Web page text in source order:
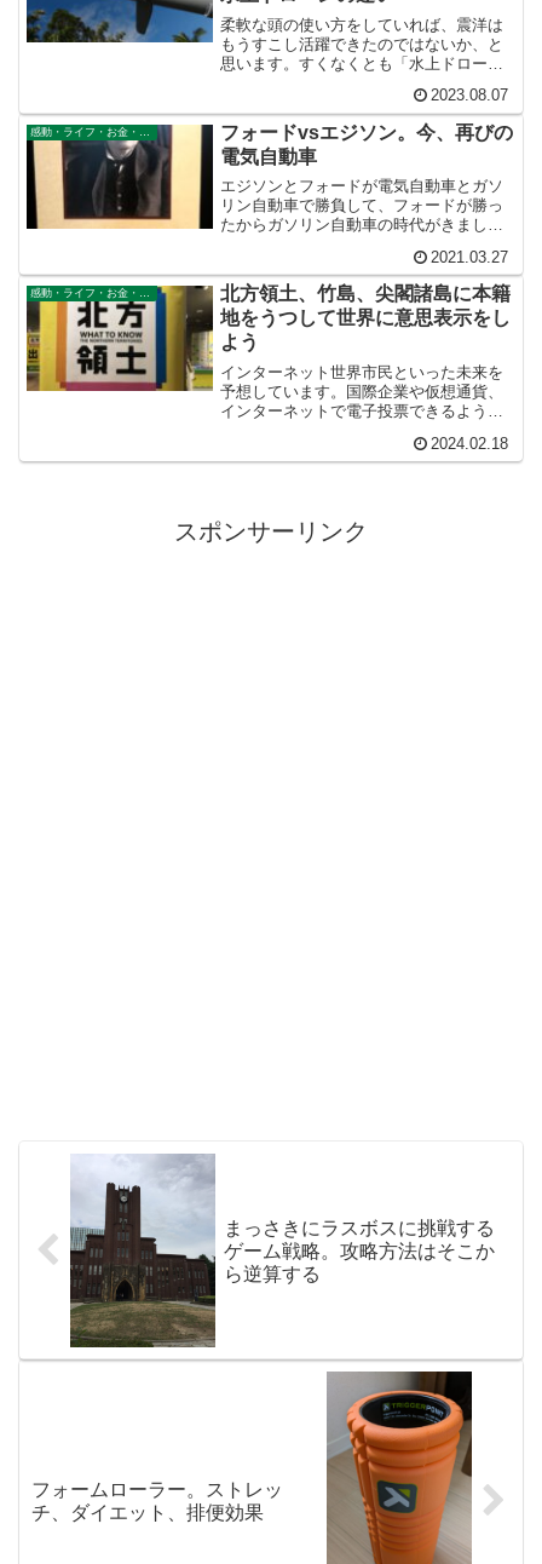
柔軟な頭の使い方をしていれば、震洋は
もうすこし活躍できたのではないか、と
思います。すくなくとも「水上ドロー
洋」であると、いささか誇らしく語って
もいいのではないでしょうか。この国の
抑止力に貢献すると信じるがゆえに、こ
こにそう記します。
2023.08.07
フォードvsエジソン。今、再びの
電気自動車
エジソンとフォードが電気自動車とガソ
リン自動車で勝負して、フォードが勝っ
たからガソリン自動車の時代がきまし
来ています。こう考えるとフォードとエ
ジソンの自動車産業化競争の本当の勝者
はエジソンだったのではないか、という
気がします。
2021.03.27
感動・ライフ・お金・仕事
北方領土、竹島、尖閣諸島に本籍
地をうつして世界に意思表示をし
よう
インターネット世界市民といった未来を
予想しています。国際企業や仮想通貨、
インターネットで電子投票できるように
えて繋がることができるだろうと考えて
います。無人島がどこに帰属するかなん
2024.02.18
スポンサーリンク
まっさきにラスボスに挑戦する
ゲーム戦略。攻略方法はそこか
ら逆算する
フォームローラー。ストレッ
チ、ダイエット、排便効果